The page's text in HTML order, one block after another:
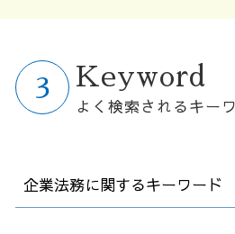
Keyword
よく検索されるキー
企業法務に関するキーワード